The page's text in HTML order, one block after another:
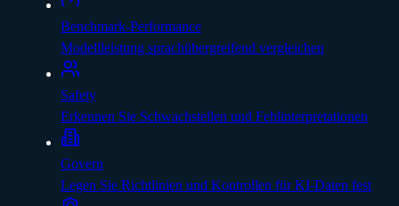
Benchmark-Performance
Modellleistung sprachübergreifend vergleichen
Safety
Erkennen Sie Schwachstellen und Fehlinterpretationen
Govern
Legen Sie Richtlinien und Kontrollen für KI-Daten fest